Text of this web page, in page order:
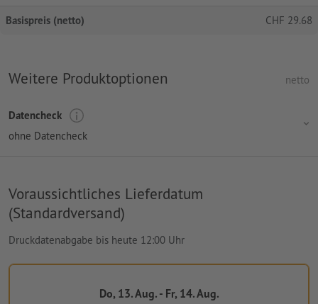
Basispreis (netto) CHF 29.68
Weitere Produktoptionen netto
Datencheck
ohne Datencheck
Voraussichtliches Lieferdatum
(Standardversand)
Druckdatenabgabe bis heute 12:00 Uhr
Do, 13. Aug. - Fr, 14. Aug.